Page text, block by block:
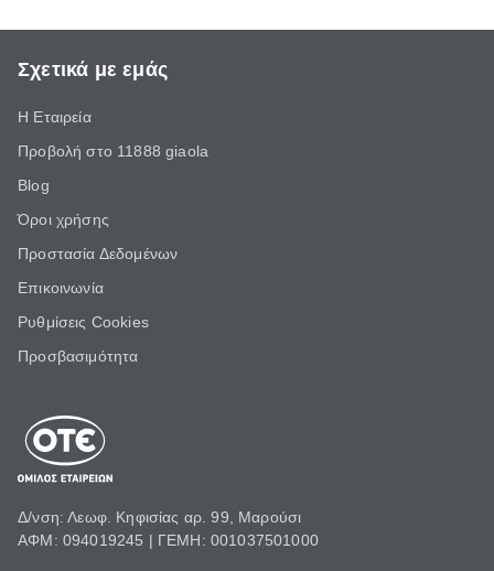
Σχετικά με εμάς
Η Εταιρεία
Προβολή στο 11888 giaola
Blog
Όροι χρήσης
Προστασία Δεδομένων
Επικοινωνία
Ρυθμίσεις Cookies
Προσβασιμότητα
Δ/νση: Λεωφ. Κηφισίας αρ. 99, Μαρούσι
ΑΦΜ: 094019245 | ΓΕΜΗ: 001037501000